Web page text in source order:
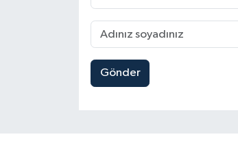
Gönder